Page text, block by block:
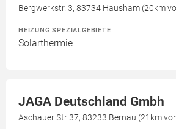
Bergwerkstr. 3, 83734 Hausham (20km
HEIZUNG SPEZIALGEBIETE
Solarthermie
JAGA Deutschland Gmbh
Aschauer Str 37, 83233 Bernau (21km